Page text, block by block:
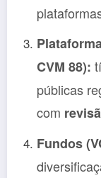
CVM 88):
públicas
com
Fundos